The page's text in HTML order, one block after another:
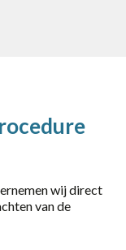
wij direct
van de